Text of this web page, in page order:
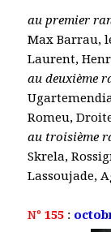
au premier
Max Barrau,
Laurent,
au deuxième
Romeu,
au troisième
Skrela,
Lassoujade,
N° 155 :